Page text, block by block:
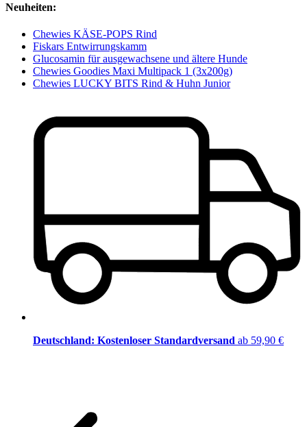
Neuheiten:
Chewies KÄSE-POPS Rind
Fiskars Entwirrungskamm
Glucosamin für ausgewachsene und ältere Hunde
Chewies Goodies Maxi Multipack 1 (3x200g)
Chewies LUCKY BITS Rind & Huhn Junior
Deutschland: Kostenloser Standardversand ab 59,90 €